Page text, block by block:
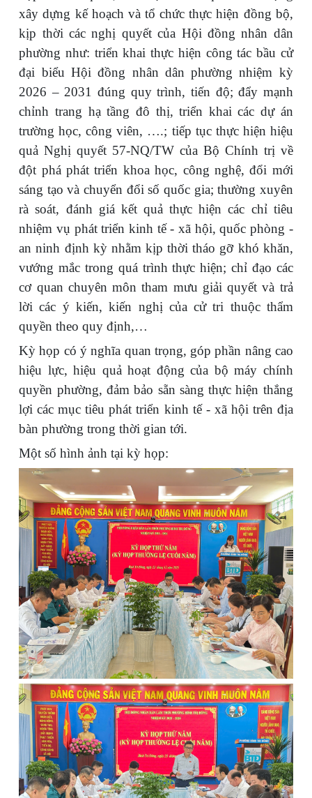
xây dựng kế hoạch và tổ chức thực hiện đồng bộ,
kịp thời các nghị quyết của Hội đồng nhân dân
phường như: triển khai thực hiện công tác bầu cử
đại biểu Hội đồng nhân dân phường nhiệm kỳ
2026 – 2031 đúng quy trình, tiến độ; đẩy mạnh
chỉnh trang hạ tầng đô thị, triển khai các dự án
trường học, công viên, ….; tiếp tục thực hiện hiệu
quả Nghị quyết 57-NQ/TW của Bộ Chính trị về
đột phá phát triển khoa học, công nghệ, đổi mới
sáng tạo và chuyển đổi số quốc gia; thường xuyên
rà soát, đánh giá kết quả thực hiện các chỉ tiêu
nhiệm vụ phát triển kinh tế - xã hội, quốc phòng -
an ninh định kỳ nhằm kịp thời tháo gỡ khó khăn,
vướng mắc trong quá trình thực hiện; chỉ đạo các
cơ quan chuyên môn tham mưu giải quyết và trả
lời các ý kiến, kiến nghị của cử tri thuộc thẩm
quyền theo quy định,…
Kỳ họp có ý nghĩa quan trọng, góp phần nâng cao
hiệu lực, hiệu quả hoạt động của bộ máy chính
quyền phường, đảm bảo sẵn sàng thực hiện thắng
lợi các mục tiêu phát triển kinh tế - xã hội trên địa
bàn phường trong thời gian tới.
Một số hình ảnh tại kỳ họp: